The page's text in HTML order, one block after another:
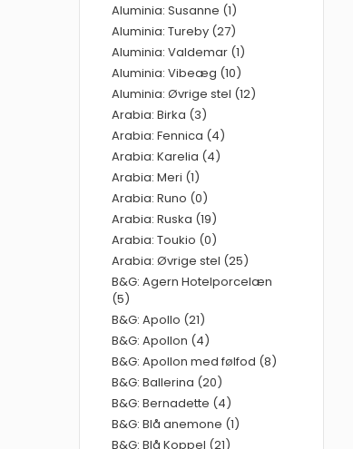
Aluminia: Susanne (1)
Aluminia: Tureby (27)
Aluminia: Valdemar (1)
Aluminia: Vibeæg (10)
Aluminia: Øvrige stel (12)
Arabia: Birka (3)
Arabia: Fennica (4)
Arabia: Karelia (4)
Arabia: Meri (1)
Arabia: Runo (0)
Arabia: Ruska (19)
Arabia: Toukio (0)
Arabia: Øvrige stel (25)
B&G: Agern Hotelporcelæn
(5)
B&G: Apollo (21)
B&G: Apollon (4)
B&G: Apollon med følfod (8)
B&G: Ballerina (20)
B&G: Bernadette (4)
B&G: Blå anemone (1)
B&G: Blå Koppel (21)